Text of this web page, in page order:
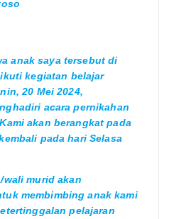
anak saya tersebut di
kegiatan belajar
20 Mei 2024,
acara pernikahan
akan berangkat pada
pada hari Selasa
wali murid akan
membimbing anak kami
pelajaran